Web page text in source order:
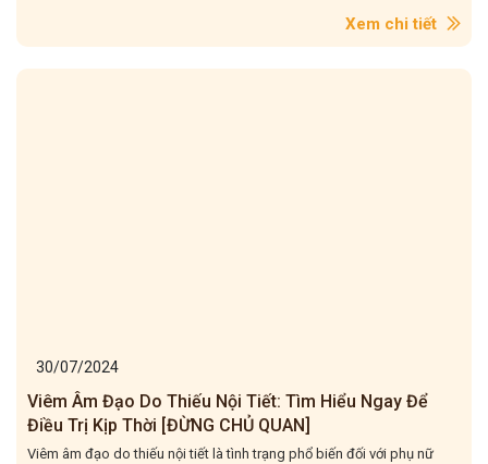
Xem chi tiết
30/07/2024
Viêm Âm Đạo Do Thiếu Nội Tiết: Tìm Hiểu Ngay Để
Điều Trị Kịp Thời [ĐỪNG CHỦ QUAN]
Viêm âm đạo do thiếu nội tiết là tình trạng phổ biến đối với phụ nữ